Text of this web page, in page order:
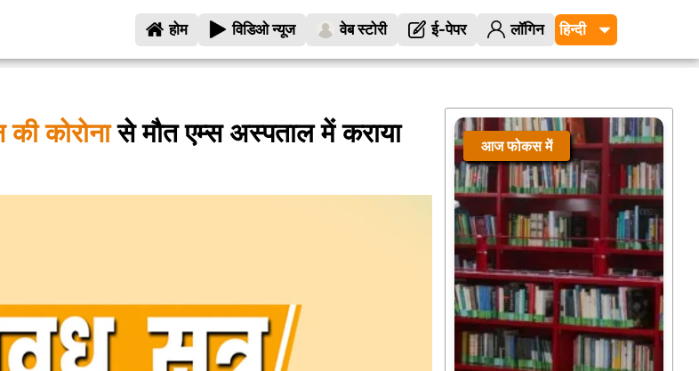
होम विडिओ न्यूज वेब स्टोरी ई-पेपर लॉगिन
कोरोनासे मौत एम्स अस्पताल में कराया
आज फोकस में